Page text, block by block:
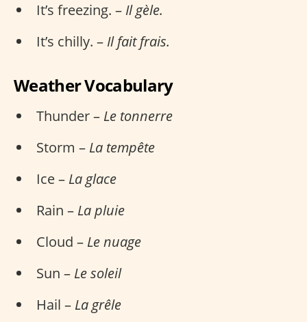
It’s freezing. – Il gèle.
It’s chilly. – Il fait frais.
Weather Vocabulary
Thunder – Le tonnerre
Storm – La tempête
Ice – La glace
Rain – La pluie
Cloud – Le nuage
Sun – Le soleil
Hail – La grêle